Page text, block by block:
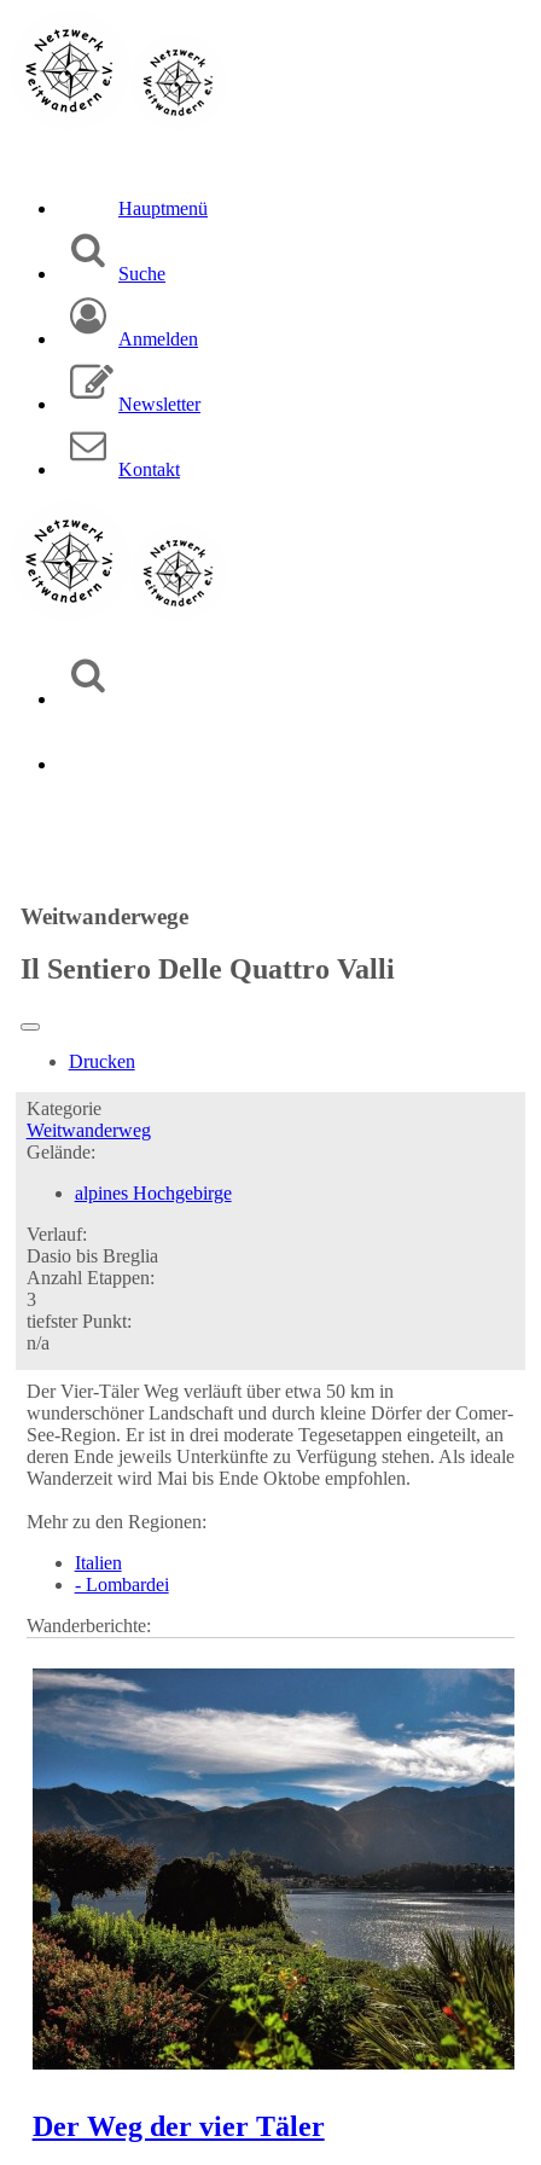
Hauptmenü
Suche
Anmelden
Newsletter
Kontakt
Weitwanderwege
Il Sentiero Delle Quattro Valli
Drucken
Kategorie
Weitwanderweg
Gelände:
alpines Hochgebirge
Verlauf:
Dasio bis Breglia
Anzahl Etappen:
3
tiefster Punkt:
n/a
Der Vier-Täler Weg verläuft über etwa 50 km in
wunderschöner Landschaft und durch kleine Dörfer der Comer-
See-Region. Er ist in drei moderate Tegesetappen eingeteilt, an
deren Ende jeweils Unterkünfte zu Verfügung stehen. Als ideale
Wanderzeit wird Mai bis Ende Oktobe empfohlen.
Mehr zu den Regionen:
Italien
- Lombardei
Wanderberichte:
Der Weg der vier Täler